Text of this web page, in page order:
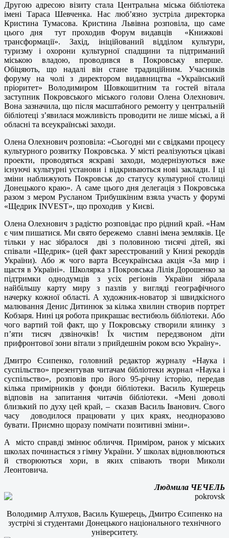
Другою адресою візиту стала Центральна міська бібліотека
імені Тараса Шевченка. Нас люб’язно зустріла директорка
Кристина Тумасова. Кристина Львівна розповіла, що саме
цього дня тут проходив Форум видавців «Книжкові
трансформації». Захід, ініційований відділом культури,
туризму і охорони культурної спадщини та підтриманий
міською владою, проводився в Покровську вперше.
Обіцяють, що надалі він стане традиційним. Учасників
форуму на чолі з директором видавництва «Український
пріоритет» Володимиром Шовкошитним та гостей вітала
заступник Покровського міського голови Олена Олехнович.
Вона зазначила, що після масштабного ремонту у центральній
бібліотеці з’явилася можливість проводити не лише міські, а й
обласні та всеукраїнські заходи.
Олена Олехнович розповіла: «Сьогодні ми є свідками процесу
культурного розвитку Покровська. У місті реалізуються цікаві
проекти, проводяться яскраві заходи, модернізуються вже
існуючі культурні установи і відкриваються нові заклади. І ці
зміни наближують Покровськ до статусу культурної столиці
Донецького краю». А саме цього дня делегація з Покровська
разом з мером Русланом Трибушкіним взяла участь у форумі
«Щедрик INVEST», що проходив у Києві.
Олена Олехнович з радістю розповідає про рідний край. «Нам
є чим пишатися. Ми свято бережемо славні імена земляків. Це
тільки у нас зібралося дві з половиною тисячі дітей, які
співали «Щедрик» (цей факт зареєстрований у Книзі рекордів
України). Або ж чого варта Всеукраїнська акція «За мир і
щастя в Україні». Школярка з Покровська Лілія Дорошенко за
підтримки однодумців з усіх регіонів України зібрала
найбільшу карту миру з пазлів у вигляді географічного
начерку кожної області. А художник-новатор зі швидкісного
малювання Денис Дитинюк за кілька хвилин створив портрет
Кобзаря. Нині ця робота прикрашає вестибюль бібліотеки. Або
чого вартий той факт, що у Покровську створили ялинку з
п’яти тисяч дзвіночків! Їх чистим передзвоном діти
прифронтової зони вітали з прийдешнім роком всю Україну».
Дмитро Єсипенко, головний редактор журналу «Наука і
суспільство» презентував читачам бібліотеки журнал «Наука і
суспільство», розповів про його 95-річну історію, передав
кілька примірників у фонди бібліотеки. Василь Кушерець
відповів на запитання читачів бібліотеки. «Мені доволі
близький по духу цей край, – сказав Василь Іванович. Свого
часу доводилося працювати у цих краях, неодноразово
бувати. Приємно щоразу помічати позитивні зміни».
А місто справді змінює обличчя. Приміром, ранок у міських
школах починається з гімну України. У школах відновлюються
й створюються хори, в яких співають твори Миколи
Леонтовича.
Людмила ЧЕЧЕЛЬ
Володимир Алтухов, Василь Кушерець, Дмитро Єсипенко на
зустрічі зі студентами Донецького національного технічного
університету.